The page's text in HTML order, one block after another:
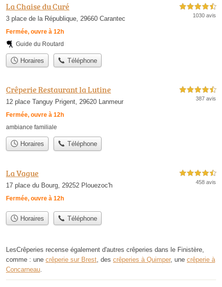
La Chaise du Curé
3 place de la République, 29660 Carantec
Fermée, ouvre à 12h
4,5 étoiles sur 5
1030 avis
Guide du Routard
Horaires Téléphone
Crêperie Restaurant la Lutine
12 place Tanguy Prigent, 29620 Lanmeur
Fermée, ouvre à 12h
4,5 étoiles sur 5
387 avis
ambiance familiale
Horaires Téléphone
La Vague
17 place du Bourg, 29252 Plouezoc'h
Fermée, ouvre à 12h
4,5 étoiles sur 5
458 avis
Horaires Téléphone
LesCrêperies recense également d'autres crêperies dans le Finistère,
comme : une crêperie sur Brest, des crêperies à Quimper, une crêperie à
Concarneau.